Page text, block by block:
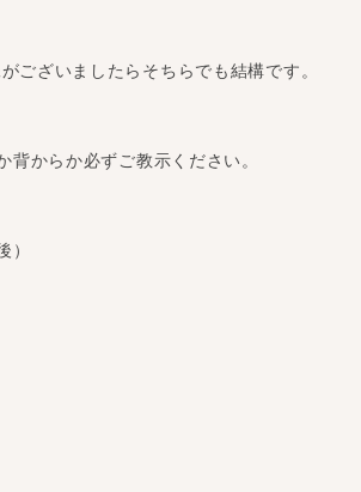
ございましたらそちらでも結構です。
背からか必ずご教示ください。
）